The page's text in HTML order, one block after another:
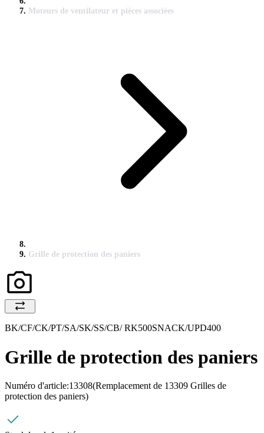
Moteurs de ventilateur et pièces associées
Grille de protection des paniers
BK/CF/CK/PT/SA/SK/SS/CB/ RK500SNACK/UPD400
Grille de protection des paniers
Numéro d'article:13308(Remplacement de 13309 Grilles de
protection des paniers)